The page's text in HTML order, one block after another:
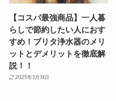
【コスパ最強商品】一人暮
らしで節約したい人におす
すめ！ブリタ浄水器のメリ
ットとデメリットを徹底解
説！！
2025年3月31日